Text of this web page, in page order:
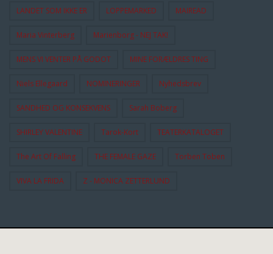
LANDET SOM IKKE ER LOPPEMARKED MAIREAD
Maria Vinterberg Marienborg - NEJ TAK!
MENS VI VENTER PÅ GODOT MINE FORÆLDRES TING
Niels Ellegaard NOMINERINGER Nyhedsbrev
SANDHED OG KONSEKVENS Sarah Boberg
SHIRLEY VALENTINE Tarok-Kort TEATERKATALOGET
The Art Of Falling THE FEMALE GAZE Torben Toben
VIVA LA FRIDA Z - MONICA ZETTERLUND